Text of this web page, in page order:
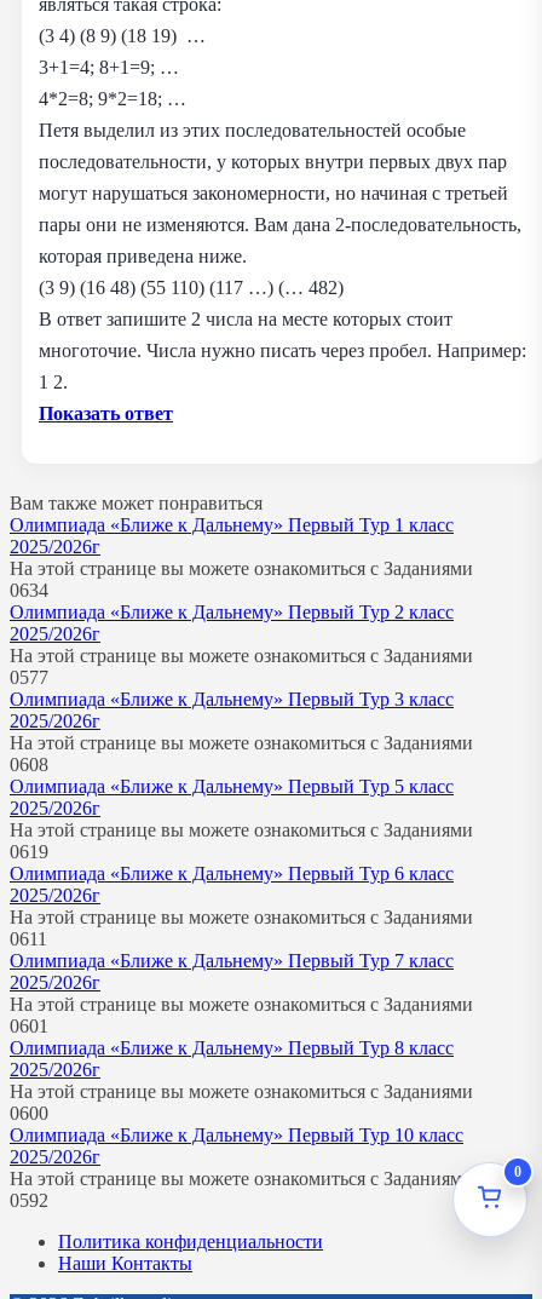
(3 4) (8 9) (18 19) …
3+1=4; 8+1=9; …
4*2=8; 9*2=18; …
Петя выделил из этих последовательностей особые
последовательности, у которых внутри первых двух пар
могут нарушаться закономерности, но начиная с третьей
пары они не изменяются. Вам дана 2-последовательность,
которая приведена ниже.
(3 9) (16 48) (55 110) (117 …) (… 482)
В ответ запишите 2 числа на месте которых стоит
многоточие. Числа нужно писать через пробел. Например:
1 2.
Показать ответ
Вам также может понравиться
Олимпиада «Ближе к Дальнему» Первый Тур 1 класс
2025/2026г
На этой странице вы можете ознакомиться с Заданиями
0634
Олимпиада «Ближе к Дальнему» Первый Тур 2 класс
2025/2026г
На этой странице вы можете ознакомиться с Заданиями
0577
Олимпиада «Ближе к Дальнему» Первый Тур 3 класс
2025/2026г
На этой странице вы можете ознакомиться с Заданиями
0608
Олимпиада «Ближе к Дальнему» Первый Тур 5 класс
2025/2026г
На этой странице вы можете ознакомиться с Заданиями
0619
Олимпиада «Ближе к Дальнему» Первый Тур 6 класс
2025/2026г
На этой странице вы можете ознакомиться с Заданиями
0611
Олимпиада «Ближе к Дальнему» Первый Тур 7 класс
2025/2026г
На этой странице вы можете ознакомиться с Заданиями
0601
Олимпиада «Ближе к Дальнему» Первый Тур 8 класс
2025/2026г
На этой странице вы можете ознакомиться с Заданиями
0600
Олимпиада «Ближе к Дальнему» Первый Тур 10 класс
2025/2026г
На этой странице вы можете ознакомиться с Заданиями
0592
Политика конфиденциальности
Наши Контакты
0